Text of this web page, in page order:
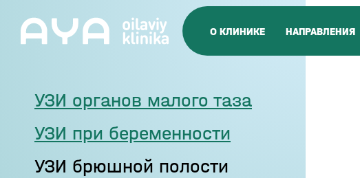
О КЛИНИКЕ НАПРАВЛЕНИЯ
УЗИ органов малого таза
УЗИ при беременности
УЗИ брюшной полости